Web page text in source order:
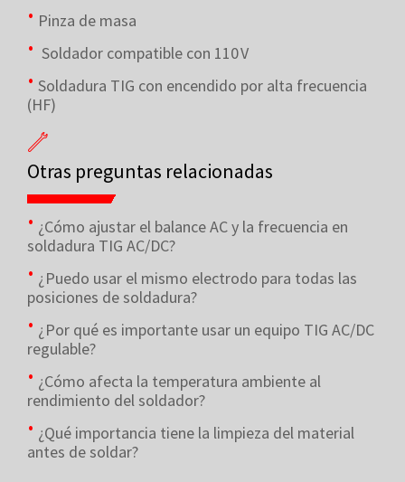
Pinza de masa
Soldador compatible con 110 V
Soldadura TIG con encendido por alta frecuencia
(HF)
Otras preguntas relacionadas
¿Cómo ajustar el balance AC y la frecuencia en
soldadura TIG AC/DC?
¿Puedo usar el mismo electrodo para todas las
posiciones de soldadura?
¿Por qué es importante usar un equipo TIG AC/DC
regulable?
¿Cómo afecta la temperatura ambiente al
rendimiento del soldador?
¿Qué importancia tiene la limpieza del material
antes de soldar?